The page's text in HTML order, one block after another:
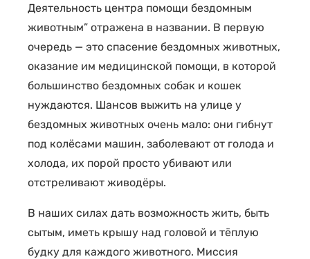
Деятельность центра помощи бездомным
животным” отражена в названии. В первую
очередь — это спасение бездомных животных,
оказание им медицинской помощи, в которой
большинство бездомных собак и кошек
нуждаются. Шансов выжить на улице у
бездомных животных очень мало: они гибнут
под колёсами машин, заболевают от голода и
холода, их порой просто убивают или
отстреливают живодёры.
В наших силах дать возможность жить, быть
сытым, иметь крышу над головой и тёплую
будку для каждого животного. Миссия